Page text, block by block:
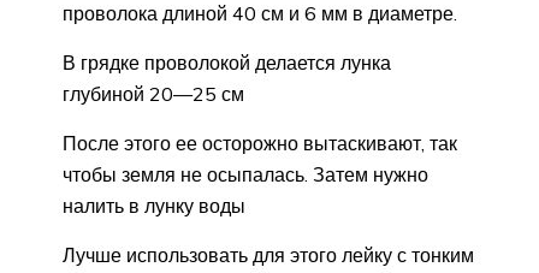
проволока длиной 40 см и 6 мм в диаметре.
В грядке проволокой делается лунка
глубиной 20—25 см
После этого ее осторожно вытаскивают, так
чтобы земля не осыпалась. Затем нужно
налить в лунку воды
Лучше использовать для этого лейку с тонким